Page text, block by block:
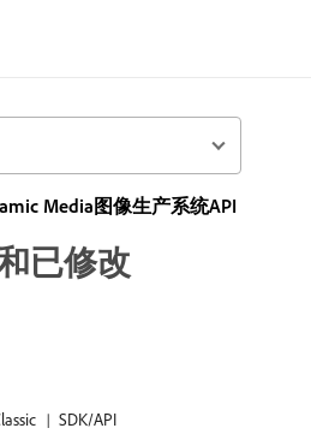
Media图像生产系统API
已修改
SDK/API